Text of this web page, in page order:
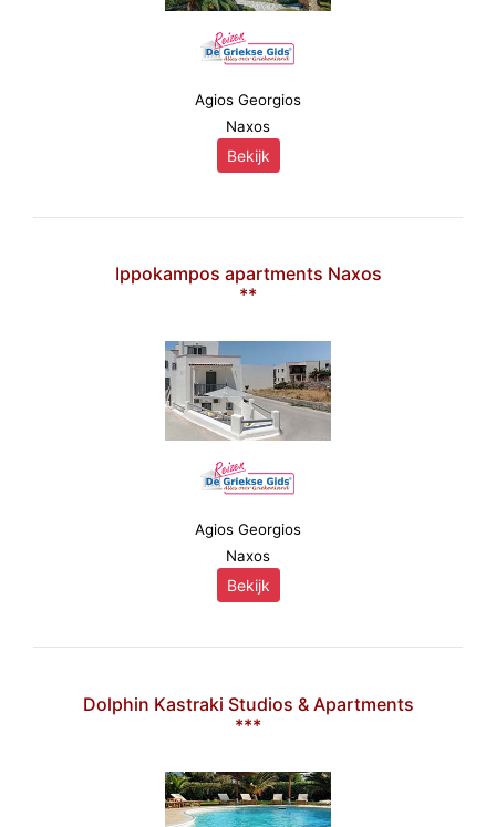
Agios Georgios
Naxos
Bekijk
Ippokampos apartments Naxos
**
Agios Georgios
Naxos
Bekijk
Dolphin Kastraki Studios & Apartments
***